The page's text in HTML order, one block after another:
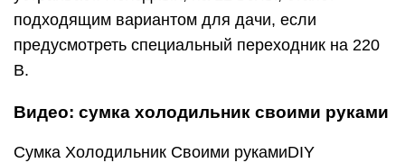
подходящим вариантом для дачи, если
предусмотреть специальный переходник на 220
В.
Видео: сумка холодильник своими руками
Сумка Холодильник Своими рукамиDIY